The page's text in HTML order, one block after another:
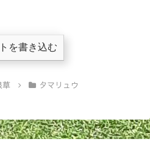
を書き込む
草 タマリュウ